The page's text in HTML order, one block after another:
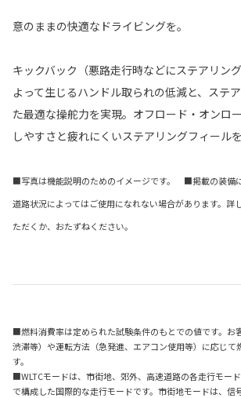
意のままの快適なドライビングを。
キックバック（悪路走行時などにステアリン
よって生じるハンドル取られの低減と、ステ
た最適な操舵力を実現。オフロード・オンロ
しやすさと疲れにくいステアリングフィール
■写真は機能説明のためのイメージです。 ■掲載の装備
道路状況によってはご使用になれない場合があります。詳
ただくか、おたずねください。
■燃料消費率は定められた試験条件のもとでの値です。お
渋滞等）や運転方法（急発進、エアコン使用等）に応じて
す。
■WLTCモードは、市街地、郊外、高速道路の各走行モー
で構成した国際的な走行モードです。市街地モードは、信